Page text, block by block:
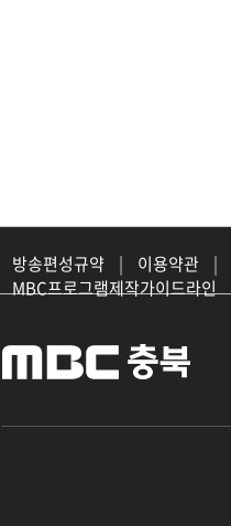
방송편성규약 | 이용약관 |
MBC프로그램제작가이드라인